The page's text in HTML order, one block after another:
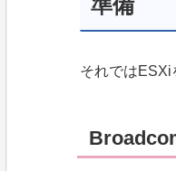
準備
それではESXi